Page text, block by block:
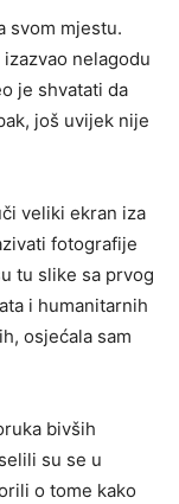
svom mjestu.
nelagodu
je shvatati da
još uvijek nije
veliki ekran iza
fotografije
tu slike sa prvog
i humanitarnih
osjećala sam
bivših
su se u
o tome kako